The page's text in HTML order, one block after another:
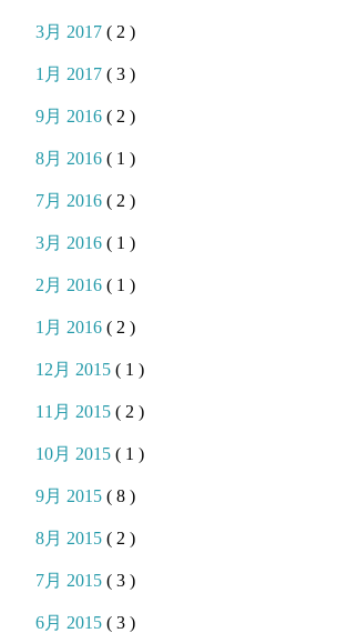
3月 2017( 2 )
1月 2017( 3 )
9月 2016( 2 )
8月 2016( 1 )
7月 2016( 2 )
3月 2016( 1 )
2月 2016( 1 )
1月 2016( 2 )
12月 2015( 1 )
11月 2015( 2 )
10月 2015( 1 )
9月 2015( 8 )
8月 2015( 2 )
7月 2015( 3 )
6月 2015( 3 )